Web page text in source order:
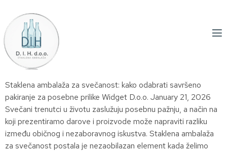
Staklena ambalaža za svečanost: kako odabrati savršeno
pakiranje za posebne prilike Widget D.o.o. January 21, 2026
Svečani trenutci u životu zaslužuju posebnu pažnju, a način na
koji prezentiramo darove i proizvode može napraviti razliku
između običnog i nezaboravnog iskustva. Staklena ambalaža
za svečanost postala je nezaobilazan element kada želimo